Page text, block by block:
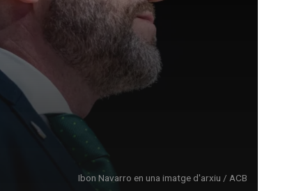
Ibon Navarro en una imatge d'arxiu / ACB